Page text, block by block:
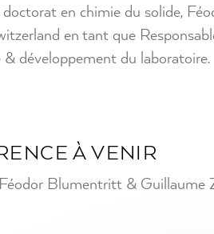
en chimie du solide,
en tant que
développement du laboratoire.
À VENIR
Blumentritt & Guillaume